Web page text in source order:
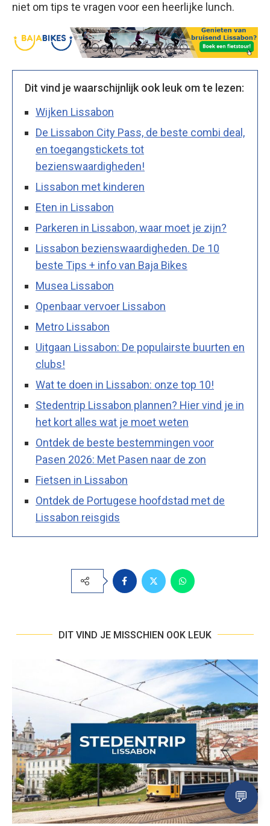
niet om tips te vragen voor een heerlijke lunch.
Dit vind je waarschijnlijk ook leuk om te lezen:
Wijken Lissabon
De Lissabon City Pass, de beste combi deal,
en toegangstickets tot
bezienswaardigheden!
Lissabon met kinderen
Eten in Lissabon
Parkeren in Lissabon, waar moet je zijn?
Lissabon bezienswaardigheden. De 10
beste Tips + info van Baja Bikes
Musea Lissabon
Openbaar vervoer Lissabon
Metro Lissabon
Uitgaan Lissabon: De populairste buurten en
clubs!
Wat te doen in Lissabon: onze top 10!
Stedentrip Lissabon plannen? Hier vind je in
het kort alles wat je moet weten
Ontdek de beste bestemmingen voor
Pasen 2026: Met Pasen naar de zon
Fietsen in Lissabon
Ontdek de Portugese hoofdstad met de
Lissabon reisgids
DIT VIND JE MISSCHIEN OOK LEUK